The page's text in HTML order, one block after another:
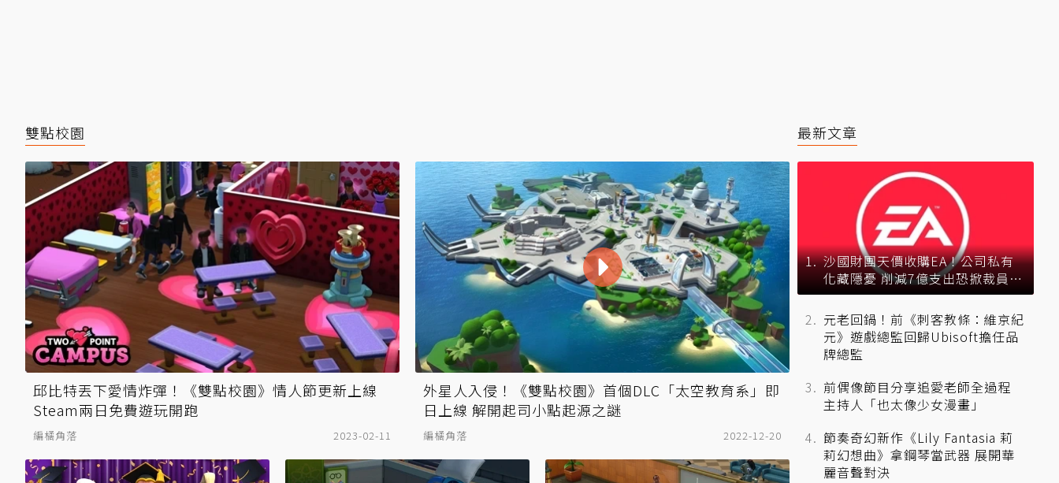
雙點校園
邱比特丟下愛情炸彈！《雙點校園》情人節更新上線
Steam兩日免費遊玩開跑
編橘角落 2023-02-11
外星人入侵！《雙點校園》首個DLC「太空教育系」即
日上線 解開起司小點起源之謎
編橘角落 2022-12-20
最新文章
沙國財團天價收購EA！公司私有
化藏隱憂 削減7億支出恐掀裁員風
暴？
元老回鍋！前《刺客教條：維京紀
元》遊戲總監回歸Ubisoft擔任品
牌總監
前偶像節目分享追愛老師全過程
主持人「也太像少女漫畫」
節奏奇幻新作《Lily Fantasia 莉
莉幻想曲》拿鋼琴當武器 展開華
麗音聲對決